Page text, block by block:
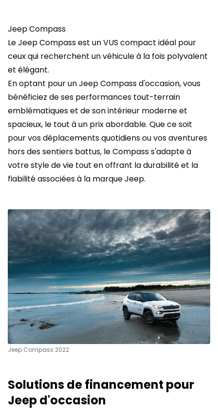
Jeep Compass
Le Jeep Compass est un VUS compact idéal pour
ceux qui recherchent un véhicule à la fois polyvalent
et élégant.
En optant pour unJeep Compass d'occasion, vous
bénéficiez de ses performances tout-terrain
emblématiques et de son intérieur moderne et
spacieux, le tout à un prix abordable. Que ce soit
pour vos déplacements quotidiens ou vos aventures
hors des sentiers battus, le Compass s'adapte à
votre style de vie tout en offrant la durabilité et la
fiabilité associées à la marque Jeep.
Jeep Compass 2022
Solutions de financement pour
Jeep d'occasion